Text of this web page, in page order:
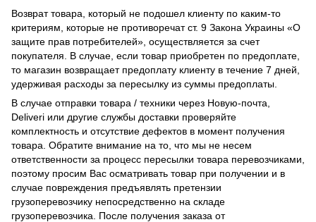
Возврат товара, который не подошел клиенту по каким-то
критериям, которые не противоречат ст. 9 Закона Украины «О
защите прав потребителей», осуществляется за счет
покупателя. В случае, если товар приобретен по предоплате,
то магазин возвращает предоплату клиенту в течение 7 дней,
удерживая расходы за пересылку из суммы предоплаты.
В случае отправки товара / техники через Новую-почта,
Deliveri или другие службы доставки проверяйте
комплектность и отсутствие дефектов в момент получения
товара. Обратите внимание на то, что мы не несем
ответственности за процесс пересылки товара перевозчиками,
поэтому просим Вас осматривать товар при получении и в
случае повреждения предъявлять претензии
грузоперевозчику непосредственно на складе
грузоперевозчика. После получения заказа от